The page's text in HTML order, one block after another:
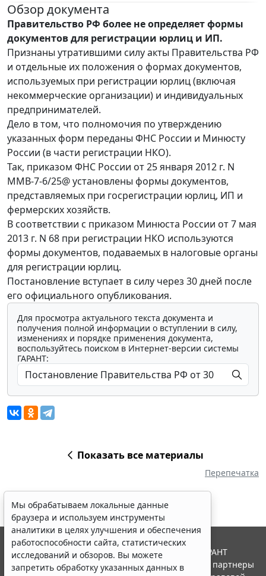
Обзор документа
Правительство РФ более не определяет формы
документов для регистрации юрлиц и ИП.
Признаны утратившими силу акты Правительства РФ
и отдельные их положения о формах документов,
используемых при регистрации юрлиц (включая
некоммерческие организации) и индивидуальных
предпринимателей.
Дело в том, что полномочия по утверждению
указанных форм переданы ФНС России и Минюсту
России (в части регистрации НКО).
Так, приказом ФНС России от 25 января 2012 г. N
ММВ-7-6/25@ установлены формы документов,
представляемых при госрегистрации юрлиц, ИП и
фермерских хозяйств.
В соответствии с приказом Минюста России от 7 мая
2013 г. N 68 при регистрации НКО используются
формы документов, подаваемых в налоговые органы
для регистрации юрлиц.
Постановление вступает в силу через 30 дней после
его официального опубликования.
Для просмотра актуального текста документа и
получения полной информации о вступлении в силу,
изменениях и порядке применения документа,
воспользуйтесь поиском в Интернет-версии системы
ГАРАНТ:
Показать все материалы
Перепечатка
Мы обрабатываем локальные данные
браузера и используем инструменты
аналитики в целях улучшения и обеспечения
работоспособности сайта, статистических
исследований и обзоров. Вы можете
запретить обработку указанных данных в
© ООО "НПП "ГАРАНТ-СЕРВИС", 2026. Система ГАРАНТ
выпускается с 1990 года. Компания "Гарант" и ее партнеры